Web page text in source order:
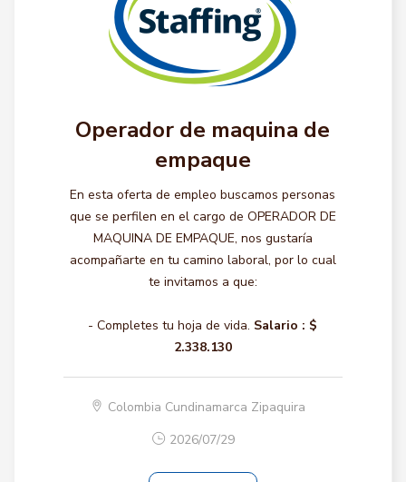
Operador de maquina de
empaque
En esta oferta de empleo buscamos personas
que se perfilen en el cargo de OPERADOR DE
MAQUINA DE EMPAQUE, nos gustaría
acompañarte en tu camino laboral, por lo cual
te invitamos a que:
- Completes tu hoja de vida. Salario : $
2.338.130
Colombia Cundinamarca Zipaquira
2026/07/29